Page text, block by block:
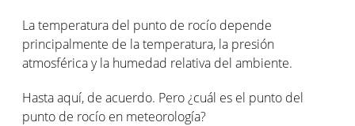
La temperatura del punto de rocío depende
principalmente de la temperatura, la presión
atmosférica y la humedad relativa del ambiente.
Hasta aquí, de acuerdo. Pero ¿cuál es el punto del
punto de rocío en meteorología?